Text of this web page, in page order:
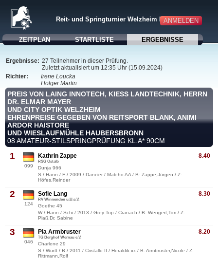
ANMELDEN
Reit- und Springturnier Welzheim Hohe Tanne
ZEITPLAN STARTLISTE ERGEBNISSE
Ergebnisse: 27 Teilnehmer in dieser Prüfung.
Zuletzt aktualisiert um 12:35 Uhr (15.09.2024)
Richter:
Irene Loucka
Holger Martin
PREIS VON LAING INNOTECH, KIESS LANDTECHNIK, HERRN D
R. ELMAR MAYER
UND CITY OPTIK WELZHEIM
EHRENPREISE GEGEBEN VON REITSPORT BLANK, ANIMI
ARDOR HAISTORE
UND WIESLAUFMÜHLE HAUBERSBRONN
08 AMATEUR-STILSPRINGPRÜFUNG KL.A* 90CM
1
099
8.40
Kathrin Zappe
RSG Ostalb
Dunja 966
S / Hann / F / 2009 / Dancier / Matcho AA / B: Zappe,Jürgen / Z:
Höfes,Reinder
2
124
8.30
Sofie Lang
RV Winnenden u.U.e.V.
Goethe 45
W / Hann / Schi / 2013 / Grey Top / Cranach / B: Wengert,Tim / Z:
Plaß,Dr. Sabine
3
046
8.20
Pia Armbruster
TG Berghof Wernau e.V.
Charlene 29
S / Württ / B / 2011 / Cristallo II / Heraldik xx / B: Armbruster,Nicole / Z:
Rittmann,Rolf